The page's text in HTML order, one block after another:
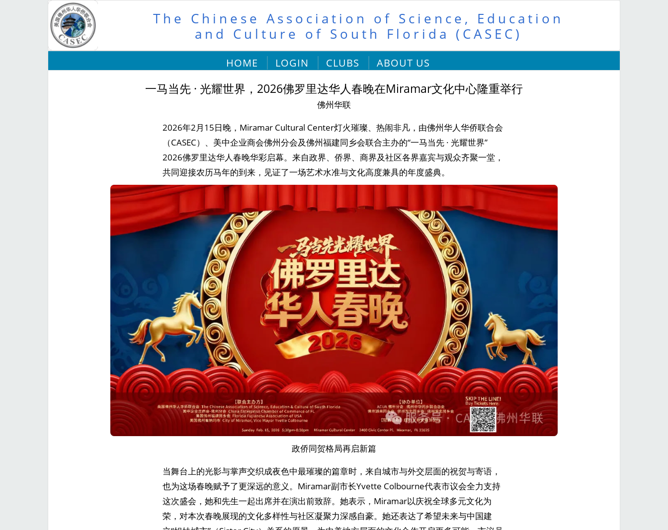
The Chinese Association of Science, Education
and Culture of South Florida (CASEC)
HOME LOGIN CLUBS ABOUT US
一马当先 · 光耀世界，2026佛罗里达华人春晚在Miramar文化中心隆重举行
佛州华联
2026年2月15日晚，Miramar Cultural Center灯火璀璨、热闹非凡，由佛州华人华侨联合会
（CASEC）、美中企业商会佛州分会及佛州福建同乡会联合主办的“一马当先 · 光耀世界”
2026佛罗里达华人春晚华彩启幕。来自政界、侨界、商界及社区各界嘉宾与观众齐聚一堂，
共同迎接农历马年的到来，见证了一场艺术水准与文化高度兼具的年度盛典。
政侨同贺格局再启新篇
当舞台上的光影与掌声交织成夜色中最璀璨的篇章时，来自城市与外交层面的祝贺与寄语，
也为这场春晚赋予了更深远的意义。Miramar副市长Yvette Colbourne代表市议会全力支持
这次盛会，她和先生一起出席并在演出前致辞。她表示，Miramar以庆祝全球多元文化为
荣，对本次春晚展现的文化多样性与社区凝聚力深感自豪。她还表达了希望未来与中国建